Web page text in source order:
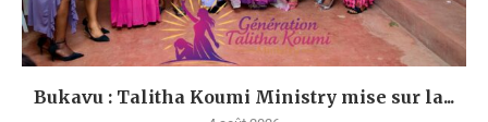
Bukavu : Talitha Koumi Ministry mise sur la...